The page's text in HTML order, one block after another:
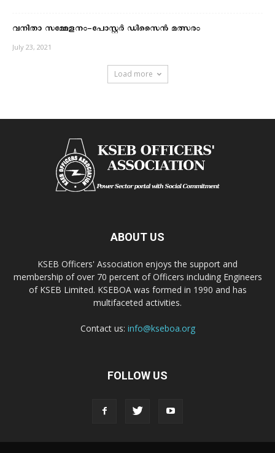
വനിതാ സമ്മേളനം-പോസ്റ്റർ ഡിസൈൻ മത്സരം
July 23, 2021
Load more
ABOUT US
KSEB Officers' Association enjoys the support and
membership of over 70 percent of Officers including Engineers
of KSEB Limited. KSEBOA was formed in 1990 and has
multifaceted activities.
Contact us: info@kseboa.org
FOLLOW US